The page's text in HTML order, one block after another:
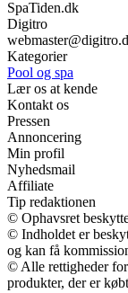
SpaTiden.dk
Digitro
Kategorier
Pool og spa
Lær os at kende
Kontakt os
Pressen
Annoncering
Min profil
Nyhedsmail
Affiliate
Tip redaktionen
© Ophavsret
© Indholdet er
og kan få
© Alle rettigheder
produkter, der er